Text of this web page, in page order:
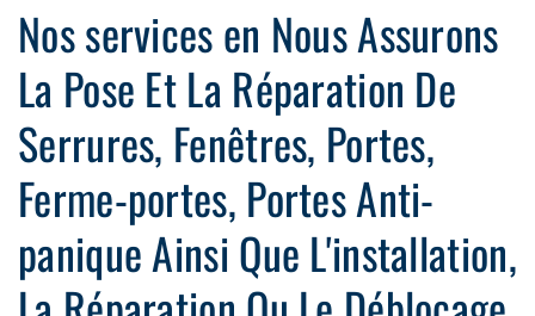
Nos services en Nous Assurons
La Pose Et La Réparation De
Serrures, Fenêtres, Portes,
Ferme-portes, Portes Anti-
panique Ainsi Que L'installation,